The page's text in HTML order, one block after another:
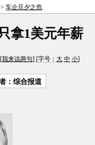
> 车企旦夕之危
拿1美元年薪
[我来说两句] [字号： 大 中 小]
：综合报道